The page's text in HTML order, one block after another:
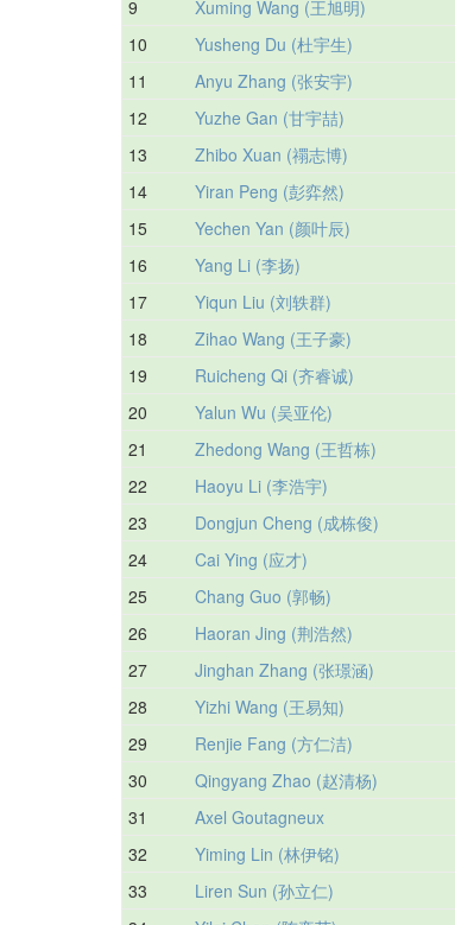
9 Xuming Wang (王旭明)
10 Yusheng Du (杜宇生)
11 Anyu Zhang (张安宇)
12 Yuzhe Gan (甘宇喆)
13 Zhibo Xuan (禤志博)
14 Yiran Peng (彭弈然)
15 Yechen Yan (颜叶辰)
16 Yang Li (李扬)
17 Yiqun Liu (刘轶群)
18 Zihao Wang (王子豪)
19 Ruicheng Qi (齐睿诚)
20 Yalun Wu (吴亚伦)
21 Zhedong Wang (王哲栋)
22 Haoyu Li (李浩宇)
23 Dongjun Cheng (成栋俊)
24 Cai Ying (应才)
25 Chang Guo (郭畅)
26 Haoran Jing (荆浩然)
27 Jinghan Zhang (张璟涵)
28 Yizhi Wang (王易知)
29 Renjie Fang (方仁洁)
30 Qingyang Zhao (赵清杨)
31 Axel Goutagneux
32 Yiming Lin (林伊铭)
33 Liren Sun (孙立仁)